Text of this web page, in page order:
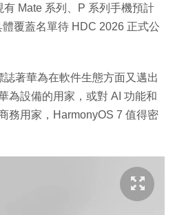
Mate 系列、P 系列手機預計
覆蓋名單待 HDC 2026 正式公
著華為在軟件生態方面又邁出
為設備的用家，或對 AI 功能和
務用家，HarmonyOS 7 值得密